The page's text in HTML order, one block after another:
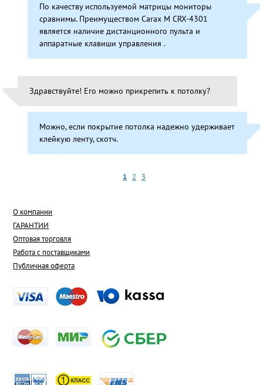
По качеству используемой матрицы мониторы
сравнимы. Преимуществом Carax M CRX-4301
является наличие дистанционного пульта и
аппаратные клавиши управления .
Здравствуйте! Его можно прикрепить к потолку?
Можно, если покрытие потолка надежно удерживает
клейкую ленту, скотч.
1 2 3
О компании
ГАРАНТИИ
Оптовая торговля
Работа с поставщиками
Публичная оферта